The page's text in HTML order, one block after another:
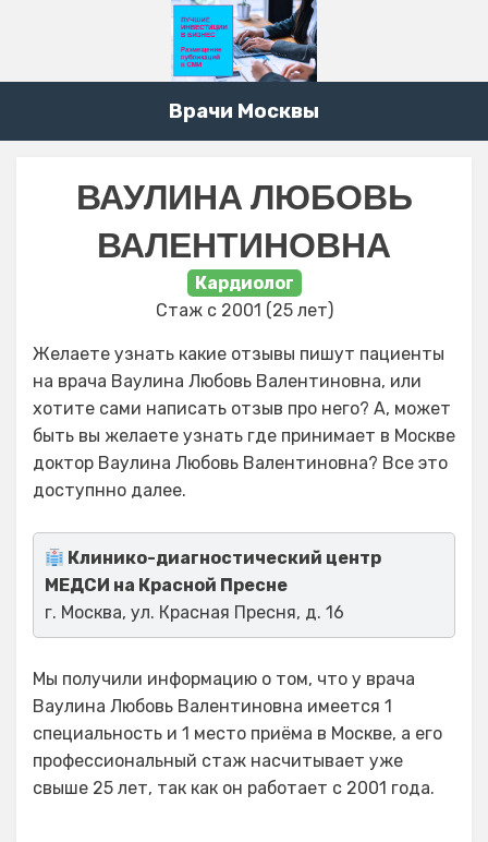
Врачи Москвы
ВАУЛИНА ЛЮБОВЬ
ВАЛЕНТИНОВНА
Кардиолог
Стаж с 2001 (25 лет)
Желаете узнать какие отзывы пишут пациенты
на врача Ваулина Любовь Валентиновна, или
хотите сами написать отзыв про него? А, может
быть вы желаете узнать где принимает в Москве
доктор Ваулина Любовь Валентиновна? Все это
доступнно далее.
Клинико-диагностический центр
МЕДСИ на Красной Пресне
г. Москва, ул. Красная Пресня, д. 16
Мы получили информацию о том, что у врача
Ваулина Любовь Валентиновна имеется 1
специальность и 1 место приёма в Москве, а его
профессиональный стаж насчитывает уже
свыше 25 лет, так как он работает с 2001 года.